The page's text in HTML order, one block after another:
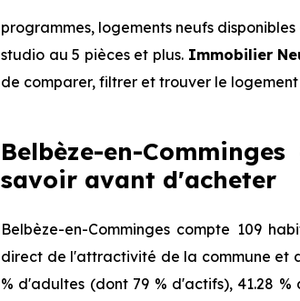
programmes, logements neufs
studio au 5 pièces et plus. Immobilier
de comparer, filtrer et trouver le
Belbèze-en-
savoir avant d'acheter
Belbèze-en-Comminges compte 109
direct de l'attractivité de la commune et
% d'adultes (dont 79 % d'actifs), 41.28 %